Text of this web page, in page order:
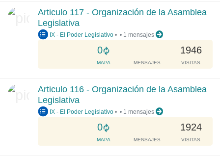
i
g
.
.
.
Articulo 117 - Organización de la Asamblea
Legislativa
IX - El Poder Legislativo •
0
L
o
a
i
g
.
.
.
MAPA MENSAJES
1946
VISITAS
• 1 mensajes
Articulo 116 - Organización de la Asamblea
Legislativa
IX - El Poder Legislativo •
0
L
o
a
MAPA MENSAJES
1924
VISITAS
• 1 mensajes